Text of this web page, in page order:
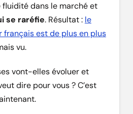
fluidité dans le marché et
se raréfie. Résultat : le
français est de plus en plus
vu.
vont-elles évoluer et
dire pour vous ? C’est